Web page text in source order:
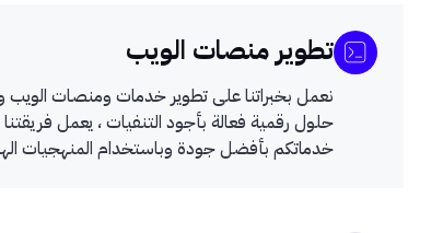
تطوير منصات الويب
نعمل بخبراتنا على تطوير خدمات ومنصات الويب
حلول رقمية فعالة بأجود التنفيات ، يعمل
خدماتكم بأفضل جودة وباستخدام المنهجيات